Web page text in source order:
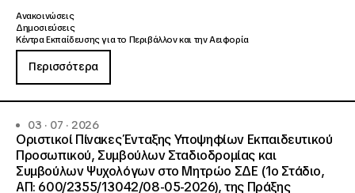
Ανακοινώσεις
Δημοσιεύσεις
Κέντρα Εκπαίδευσης για το Περιβάλλον και την Αειφορία
Περισσότερα
03 · 07 · 2026
Οριστικοί Πίνακες Ένταξης Υποψηφίων Εκπαιδευτικού
Προσωπικού, Συμβούλων Σταδιοδρομίας και
Συμβούλων Ψυχολόγων στο Μητρώο ΣΔΕ (1ο Στάδιο,
ΑΠ: 600/2355/13042/08-05-2026), της Πράξης